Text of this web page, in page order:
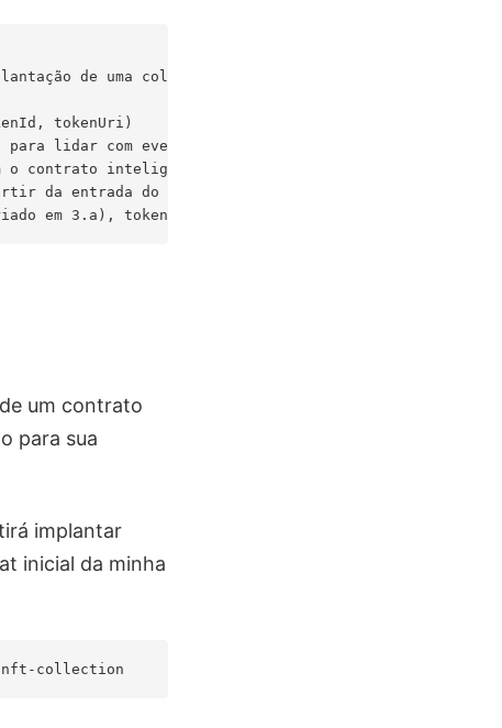
de uma coleção NFT (ERC721) com alguns
tokenUri)
para lidar com eventos emitidos e servi-lo via HTTP.
o contrato inteligente e tenha a seguinte
da entrada do usuário);
um contrato
para sua
implantar
inicial da minha